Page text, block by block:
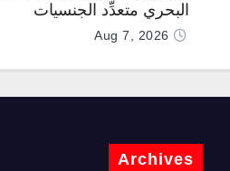
البحري متعدِّد الجنسيات
Aug 7, 2026
Archives